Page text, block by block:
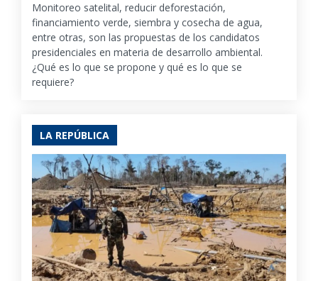
Monitoreo satelital, reducir deforestación,
financiamiento verde, siembra y cosecha de agua,
entre otras, son las propuestas de los candidatos
presidenciales en materia de desarrollo ambiental.
¿Qué es lo que se propone y qué es lo que se
requiere?
LA REPÚBLICA